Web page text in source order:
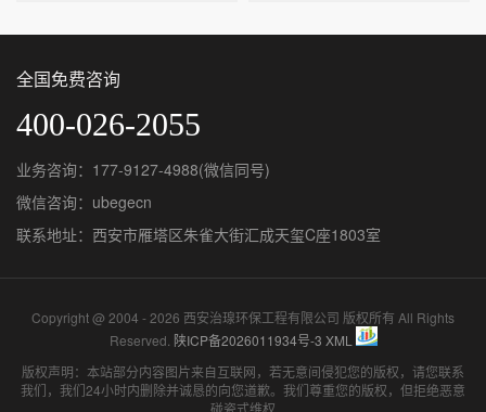
全国免费咨询
400-026-2055
业务咨询：177-9127-4988(微信同号)
微信咨询：ubegecn
联系地址：西安市雁塔区朱雀大街汇成天玺C座1803室
Copyright @ 2004 - 2026 西安治瑔环保工程有限公司 版权所有 All Rights
Reserved. 陕ICP备2026011934号-3 XML
版权声明：本站部分内容图片来自互联网，若无意间侵犯您的版权，请您联系
我们，我们24小时内删除并诚恳的向您道歉。我们尊重您的版权，但拒绝恶意
碰瓷式维权